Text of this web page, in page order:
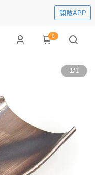
開啟APP
0
1/1